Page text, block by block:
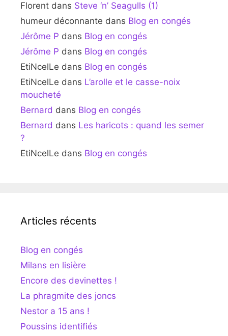
Florent dans Steve ‘n’ Seagulls (1)
humeur déconnante dans Blog en congés
Jérôme P dans Blog en congés
Jérôme P dans Blog en congés
EtiNcelLe dans Blog en congés
EtiNcelLe dans L’arolle et le casse-noix
moucheté
Bernard dans Blog en congés
Bernard dans Les haricots : quand les semer
?
EtiNcelLe dans Blog en congés
Articles récents
Blog en congés
Milans en lisière
Encore des devinettes !
La phragmite des joncs
Nestor a 15 ans !
Poussins identifiés